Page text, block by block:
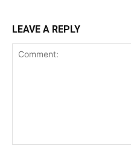
LEAVE A REPLY